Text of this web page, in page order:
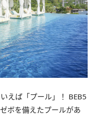
えば「プール」！ BEB5
ボを備えたプールがあ